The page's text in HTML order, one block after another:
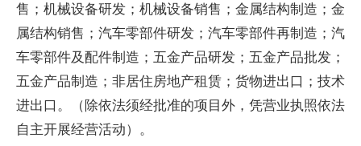
售；机械设备研发；机械设备销售；金属结构制造；金
属结构销售；汽车零部件研发；汽车零部件再制造；汽
车零部件及配件制造；五金产品研发；五金产品批发；
五金产品制造；非居住房地产租赁；货物进出口；技术
进出口。（除依法须经批准的项目外，凭营业执照依法
自主开展经营活动）。